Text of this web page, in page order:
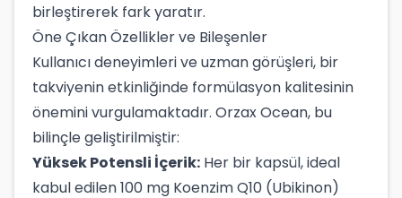
birleştirerek fark yaratır.
Öne Çıkan Özellikler ve Bileşenler
Kullanıcı deneyimleri ve uzman görüşleri, bir
takviyenin etkinliğinde formülasyon kalitesinin
önemini vurgulamaktadır. Orzax Ocean, bu
bilinçle geliştirilmiştir:
Yüksek Potensli İçerik: Her bir kapsül, ideal
kabul edilen 100 mg Koenzim Q10 (Ubikinon)